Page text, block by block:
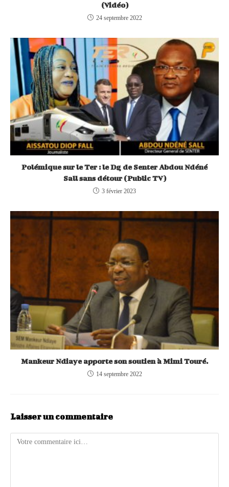
(Vidéo)
24 septembre 2022
Polémique sur le Ter : le Dg de Senter Abdou Ndéné
Sall sans détour (Public TV)
3 février 2023
Mankeur Ndiaye apporte son soutien à Mimi Touré.
14 septembre 2022
Laisser un commentaire